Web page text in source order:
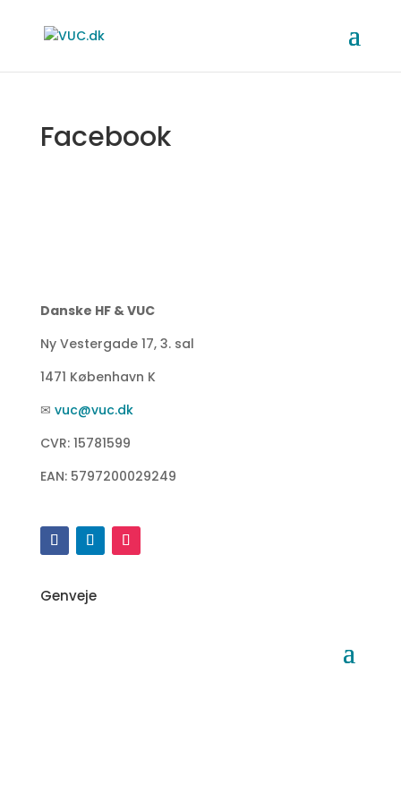
Facebook
Danske HF & VUC
Ny Vestergade 17, 3. sal
1471 København K
✉ vuc@vuc.dk
CVR: 15781599
EAN: 5797200029249
Genveje